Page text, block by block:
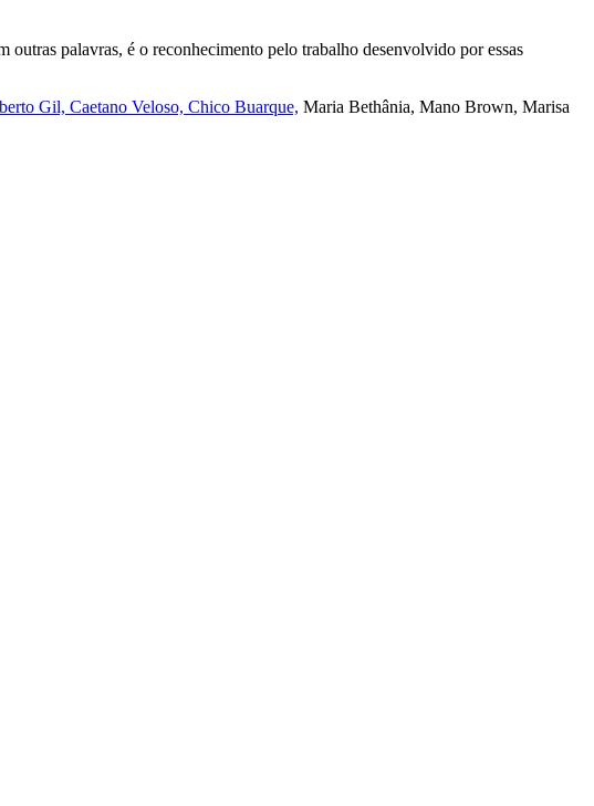
outras palavras, é o reconhecimento pelo trabalho desenvolvido por essas
Gil, Caetano Veloso, Chico Buarque, Maria Bethânia, Mano Brown, Marisa